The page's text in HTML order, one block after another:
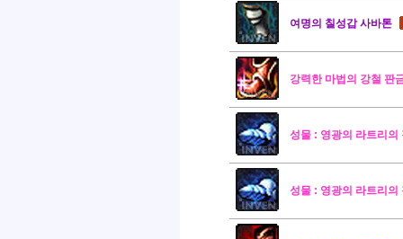
여명의 칠성갑 사바톤
강력한 마법의 강철 판
성물 : 영광의 라트리의
성물 : 영광의 라트리의